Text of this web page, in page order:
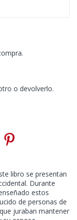
o devolverlo.
libro se presentan
Durante
estos
de personas de
juraban mantener